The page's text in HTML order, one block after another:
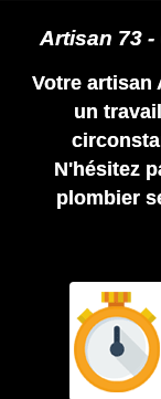
Artisan 73
Votre artisan
un
N'hésitez
plombier